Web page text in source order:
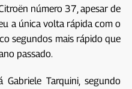
número 37, apesar de
a única volta rápida com o
segundos mais rápido que
passado.
Tarquini, segundo